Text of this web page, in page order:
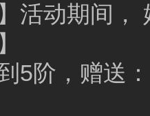
活动期间
5阶，赠送